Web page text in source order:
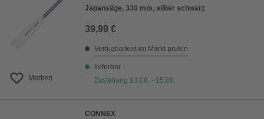
Merken
Japansäge, 330 mm, silber schwarz
39,99 €
Verfügbarkeit im Markt prüfen
lieferbar
Zustellung 13.08. - 15.08.
CONNEX